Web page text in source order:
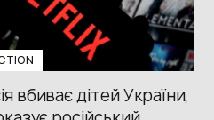
вбиває дітей України,